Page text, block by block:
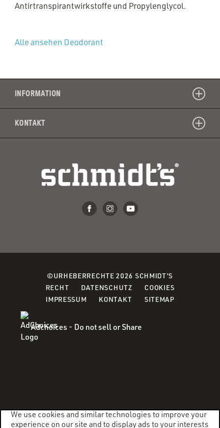
Antirtranspirantwirkstoffe und Propylenglycol.
Alle ansehen Deodorant
INFORMATION
KONTAKT
©URHEBERRECHTE 2026 SCHMIDT’S
RECHT(OPENS
IN
NEW
DATENSCHUTZ (OPENS
COOKIES(OPENS
IMPRESSUM KONTAKT SITEMAP
Adchoices - Do not sell or Share
We use cookies and similar technologies to improve your
experience on our site and to display ads to your interests